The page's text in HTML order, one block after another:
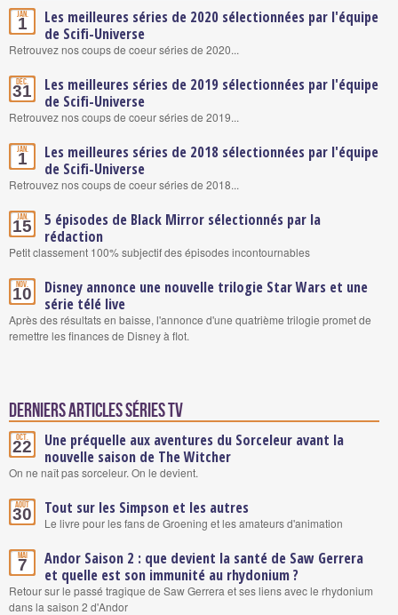
Jan.
1
Les meilleures séries de 2020 sélectionnées par l'équipe
de Scifi-Universe
Retrouvez nos coups de coeur séries de 2020...
Déc.
31
Les meilleures séries de 2019 sélectionnées par l'équipe
de Scifi-Universe
Retrouvez nos coups de coeur séries de 2019...
Jan.
1
Les meilleures séries de 2018 sélectionnées par l'équipe
de Scifi-Universe
Retrouvez nos coups de coeur séries de 2018...
Jan.
15
5 épisodes de Black Mirror sélectionnés par la
rédaction
Petit classement 100% subjectif des épisodes incontournables
Nov.
10
Disney annonce une nouvelle trilogie Star Wars et une
série télé live
Après des résultats en baisse, l'annonce d'une quatrième trilogie promet de
remettre les finances de Disney à flot.
Derniers articles Séries TV
Oct.
22
Une préquelle aux aventures du Sorceleur avant la
nouvelle saison de The Witcher
On ne naît pas sorceleur. On le devient.
Août
30 Tout sur les Simpson et les autres
Le livre pour les fans de Groening et les amateurs d'animation
Mai
7
Andor Saison 2 : que devient la santé de Saw Gerrera
et quelle est son immunité au rhydonium ?
Retour sur le passé tragique de Saw Gerrera et ses liens avec le rhydonium
dans la saison 2 d'Andor